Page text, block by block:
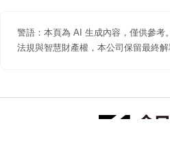
警語：本頁為 AI 生成內容，僅供參考
法規與智慧財產權，本公司保留最終解